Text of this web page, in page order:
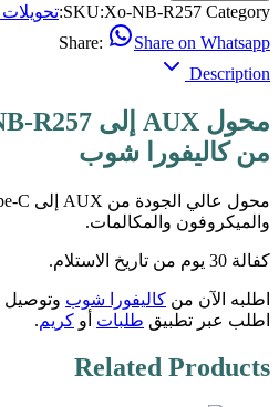
SKU:Xo-NB-R257 Category:
Share:
Share on Whatsapp
Description
من كاليفورا شوب
والميكروفون والمكالمات.
كفالة 30 يوم من تاريخ الاستلام.
اطلبه الآن من كاليفورا شوب وتوصيل
اطلب عبر تطبيق طلبات أو كريم.
Related Products